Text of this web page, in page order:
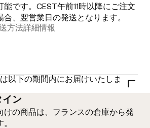
能です。CEST午前11時以降にご注文
合、翌営業日の発送となります。
方法詳細情報
以下の期間内にお届けいたしま
イン
けの商品は、フランスの倉庫から発